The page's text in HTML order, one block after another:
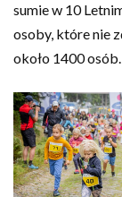
sumie w 10
osoby, które nie
około 1400 osób.